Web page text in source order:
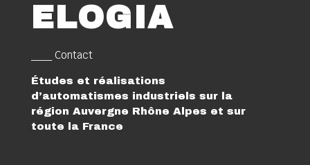
ELOGIA
___ Contact
Études et réalisations
d’automatismes industriels sur la
région Auvergne Rhône Alpes et sur
toute la France